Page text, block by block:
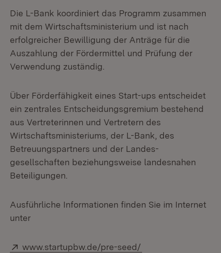
Die L-Bank koordiniert das Programm zusammen
mit dem Wirtschaftsministerium und ist nach
erfolgreicher Bewilligung der Anträge für die
Auszahlung der Fördermittel und Prüfung der
Verwendung zuständig.
Über Förderfähigkeit eines Start-ups entscheidet
ein zentrales Entscheidungsgremium bestehend
aus Vertreterinnen und Vertretern des
Wirtschaftsministeriums, der L-Bank, des
Betreuungspartners und der Landes-
gesellschaften beziehungsweise landesnahen
Beteiligungen.
Ausführliche Informationen finden Sie im Internet
unter
Extern:
www.startupbw.de/pre-seed/